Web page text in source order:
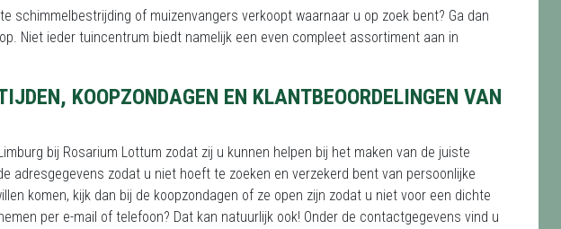
schimmelbestrijding of muizenvangers verkoopt waarnaar u op zoek bent? Ga dan
Niet ieder tuincentrum biedt namelijk een even compleet assortiment aan in
KOOPZONDAGEN EN KLANTBEOORDELINGEN VAN
bij Rosarium Lottum zodat zij u kunnen helpen bij het maken van de juiste
adresgegevens zodat u niet hoeft te zoeken en verzekerd bent van persoonlijke
komen, kijk dan bij de koopzondagen of ze open zijn zodat u niet voor een dichte
per e-mail of telefoon? Dat kan natuurlijk ook! Onder de contactgegevens vind u